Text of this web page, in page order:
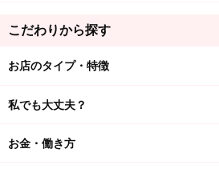
こだわりから探す
お店のタイプ・特徴
私でも大丈夫？
お金・働き方